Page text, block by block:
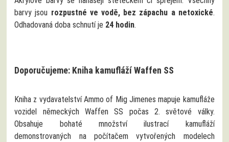
barvy jsou rozpustné ve vodě, bez zápachu a netoxické.
Odhadovaná doba schnutí je 24 hodin.
Doporučujeme: Kniha kamufláží Waffen SS
Kniha z vydavatelství Ammo of Mig Jimenes mapuje kamufláže
vozidel německých Waffen SS počas 2. světové války.
Obsahuje bohaté množství ilustrací kamufláží
demonstrovaných na počítačem vytvořených modelech